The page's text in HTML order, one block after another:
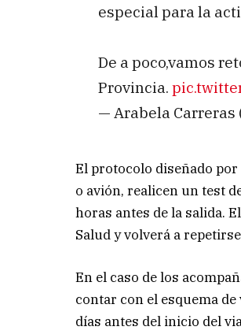
especial para la
De a poco,vamos
Provincia.
— Arabela Carreras
El protocolo diseñado
o avión, realicen un test
horas antes de la salida.
Salud y volverá a
En el caso de los
contar con el esquema
días antes del inicio del